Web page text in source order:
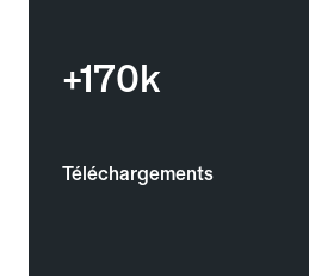
+170k
Téléchargements